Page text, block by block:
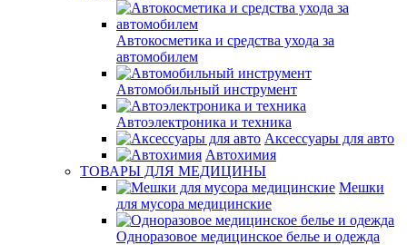
Автокосметика и средства ухода за
автомобилем
Автомобильный инструмент
Автоэлектроника и техника
Аксессуары для авто
Автохимия
ТОВАРЫ ДЛЯ МЕДИЦИНЫ
Мешки
для мусора медицинские
Одноразовое медицинское белье и одежда